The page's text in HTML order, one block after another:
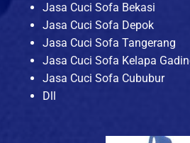
Jasa Cuci Sofa Bekasi
Jasa Cuci Sofa Depok
Jasa Cuci Sofa Tangerang
Jasa Cuci Sofa Kelapa
Jasa Cuci Sofa Cububur
Dll